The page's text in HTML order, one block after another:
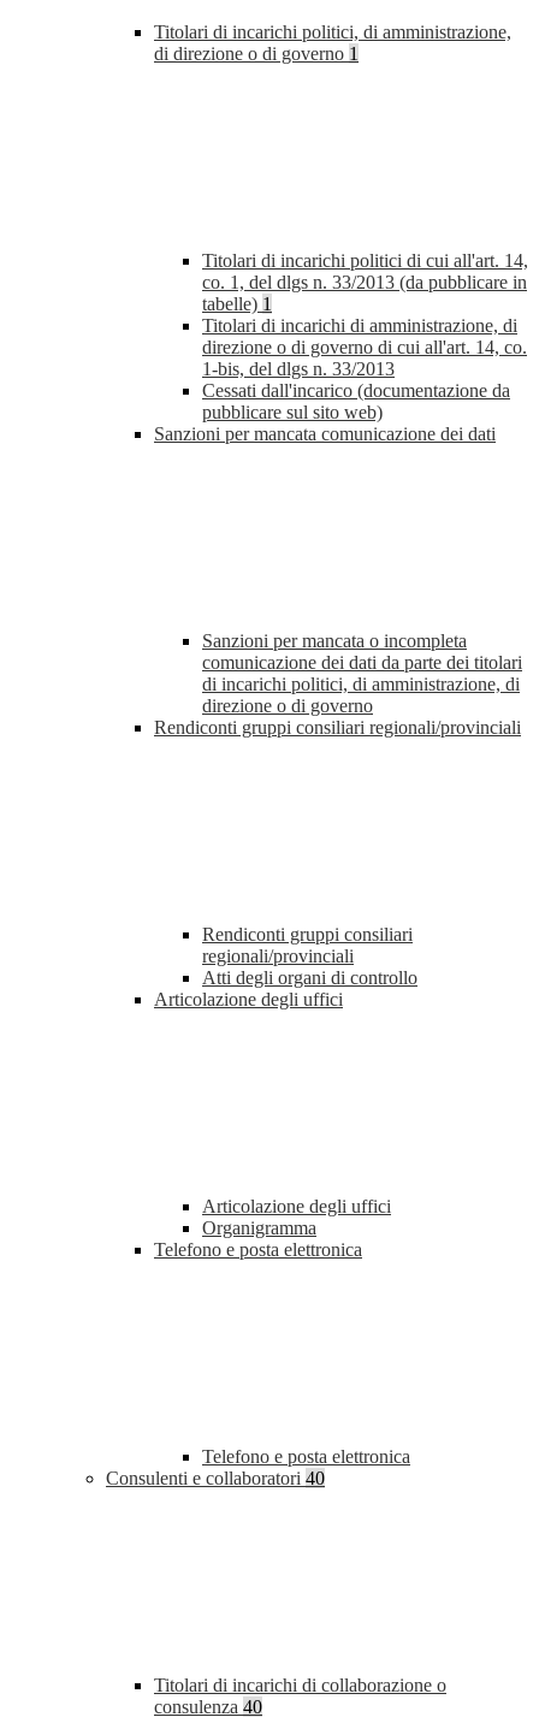
Titolari di incarichi politici, di amministrazione,
di direzione o di governo 1
Titolari di incarichi politici di cui all'art. 14,
co. 1, del dlgs n. 33/2013 (da pubblicare in
tabelle) 1
Titolari di incarichi di amministrazione, di
direzione o di governo di cui all'art. 14, co.
1-bis, del dlgs n. 33/2013
Cessati dall'incarico (documentazione da
pubblicare sul sito web)
Sanzioni per mancata comunicazione dei dati
Sanzioni per mancata o incompleta
comunicazione dei dati da parte dei titolari
di incarichi politici, di amministrazione, di
direzione o di governo
Rendiconti gruppi consiliari regionali/provinciali
Rendiconti gruppi consiliari
regionali/provinciali
Atti degli organi di controllo
Articolazione degli uffici
Articolazione degli uffici
Organigramma
Telefono e posta elettronica
Telefono e posta elettronica
Consulenti e collaboratori 40
Titolari di incarichi di collaborazione o
consulenza 40